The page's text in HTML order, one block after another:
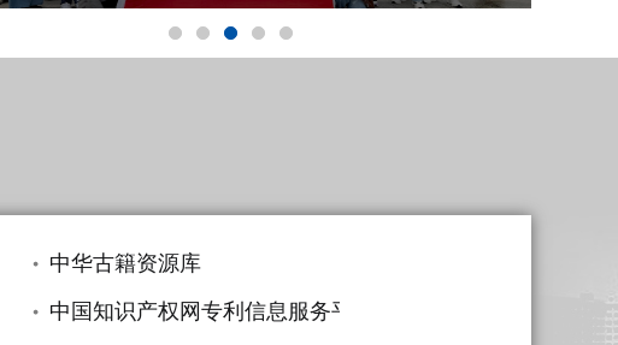
中华古籍资源库
中国知识产权网专利信息服务平台